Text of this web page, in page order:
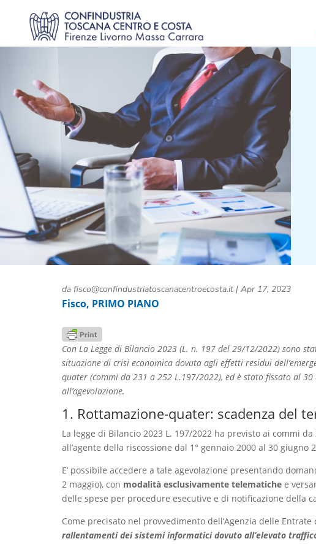
da fisco@confindustriatoscanacentroecosta.it| Apr 17, 2023
Fisco, PRIMO PIANO
Con La Legge di Bilancio 2023 (L. n. 197 del 29/12/2022) sono
situazione di crisi economica dovuta agli effetti residui
quater (commi da 231 a 252 L.197/2022), ed è stato fissato al
all’agevolazione.
1. Rottamazione-quater: scadenza del
La legge di Bilancio 2023 L. 197/2022 ha previsto ai commi
all’agente della riscossione dal 1° gennaio 2000 al 30 giugno
E’ possibile accedere a tale agevolazione presentando
2 maggio), con modalità esclusivamente telematichee
delle spese per procedure esecutive e di notificazione della
Come precisato nel provvedimento dell’Agenzia delle
rallentamenti dei sistemi informatici dovuto all’elevato